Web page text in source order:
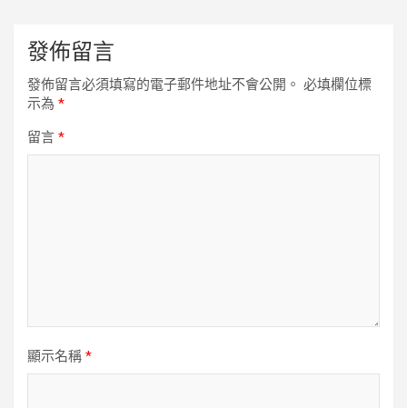
發佈留言
發佈留言必須填寫的電子郵件地址不會公開。 必填欄位標
示為 *
留言 *
顯示名稱 *